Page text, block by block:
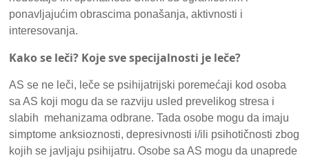
ponavljajućim obrascima ponašanja, aktivnosti i
interesovanja.
Kako se leči? Koje sve specijalnosti je leče?
AS se ne leči, leče se psihijatrijski poremećaji kod osoba
sa AS koji mogu da se razviju usled prevelikog stresa i
slabih mehanizama odbrane. Tada osobe mogu da imaju
simptome anksioznosti, depresivnosti i/ili psihotičnosti zbog
kojih se javljaju psihijatru. Osobe sa AS mogu da unaprede